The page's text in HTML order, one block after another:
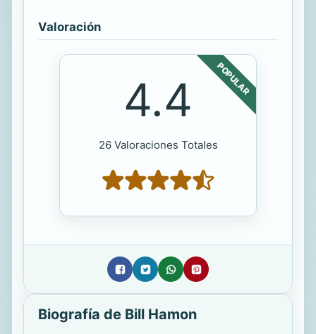
Valoración
POPULAR
4.4
26 Valoraciones Totales
Biografía de Bill Hamon